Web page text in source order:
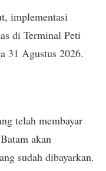
implementasi
di Terminal Peti
31 Agustus 2026.
telah membayar
akan
sudah dibayarkan.